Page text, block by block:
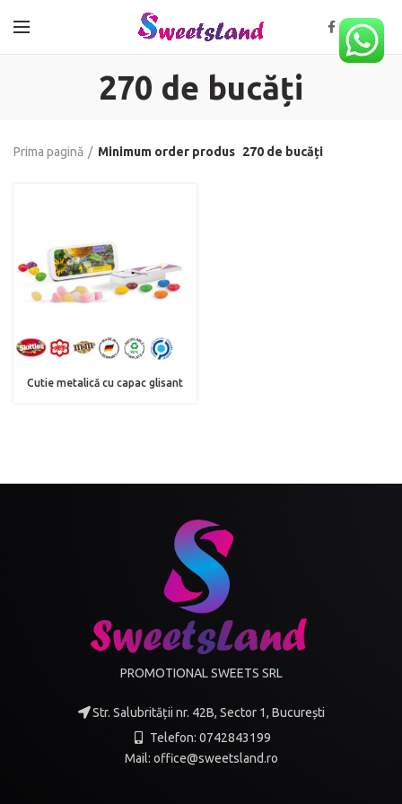
270 de bucăți
Prima pagină Minimum order produs 270 de bucăți
Cutie metalică cu capac glisant
PROMOTIONAL SWEETS SRL
Str. Salubrității nr. 42B, Sector 1, București
Telefon: 0742843199
Mail: office@sweetsland.ro